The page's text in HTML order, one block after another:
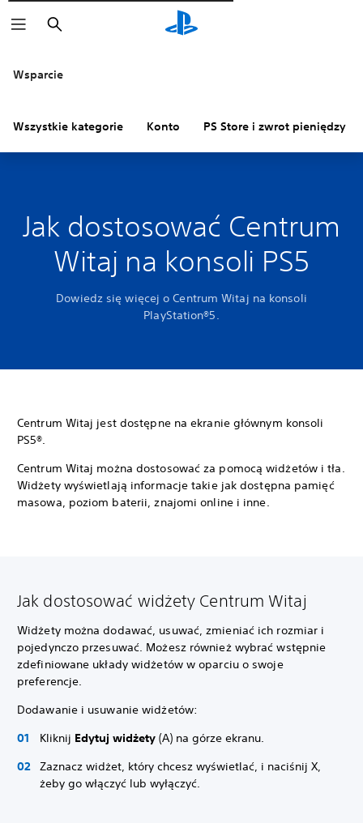
Wyszukaj
Wsparcie
Wszystkie kategorie Konto PS Store i zwrot pieniędzy
Jak dostosować Centrum
Witaj na konsoli PS5
Dowiedz się więcej o Centrum Witaj na konsoli
PlayStation®5.
Centrum Witaj jest dostępne na ekranie głównym konsoli
PS5®.
Centrum Witaj można dostosować za pomocą widżetów i tła.
Widżety wyświetlają informacje takie jak dostępna pamięć
masowa, poziom baterii, znajomi online i inne.
Jak dostosować widżety Centrum Witaj
Widżety można dodawać, usuwać, zmieniać ich rozmiar i
pojedynczo przesuwać. Możesz również wybrać wstępnie
zdefiniowane układy widżetów w oparciu o swoje
preferencje.
Dodawanie i usuwanie widżetów:
Kliknij Edytuj widżety (A) na górze ekranu.
Zaznacz widżet, który chcesz wyświetlać, i naciśnij X,
żeby go włączyć lub wyłączyć.